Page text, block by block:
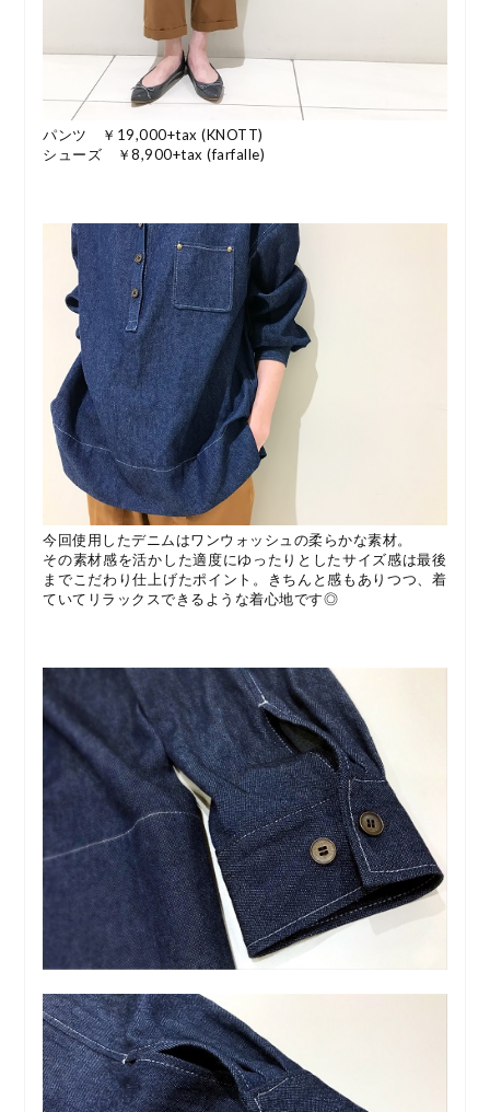
パンツ ￥19,000+tax (KNOTT)
シューズ ￥8,900+tax (farfalle)
今回使用したデニムはワンウォッシュの柔らかな素材。
その素材感を活かした適度にゆったりとしたサイズ感は最後
までこだわり仕上げたポイント。きちんと感もありつつ、着
ていてリラックスできるような着心地です◎